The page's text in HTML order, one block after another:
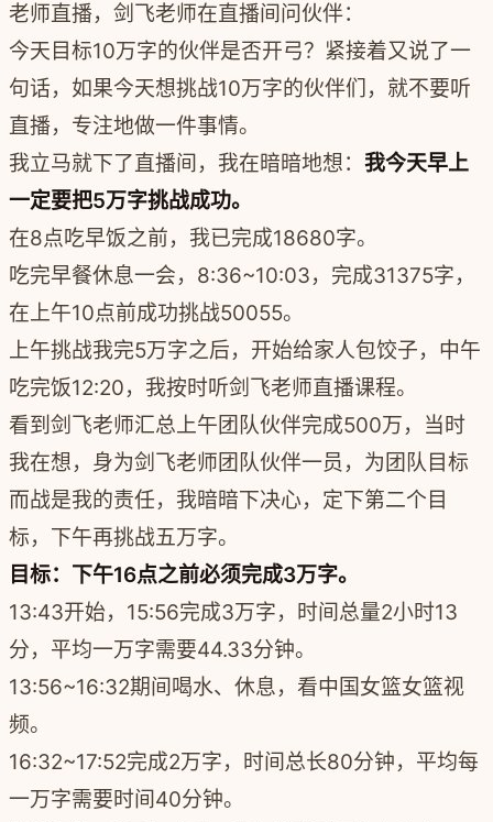
老师直播，剑飞老师在直播间问伙伴：
今天目标10万字的伙伴是否开弓？紧接着又说了一
句话，如果今天想挑战10万字的伙伴们，就不要听
直播，专注地做一件事情。
我立马就下了直播间，我在暗暗地想： 我今天早上
一定要把5万字挑战成功。
在8点吃早饭之前，我已完成18680字。
吃完早餐休息一会，8:36~10:03，完成31375字，
在上午10点前成功挑战50055。
上午挑战我完5万字之后，开始给家人包饺子，中午
吃完饭12:20，我按时听剑飞老师直播课程。
看到剑飞老师汇总上午团队伙伴完成500万，当时
我在想，身为剑飞老师团队伙伴一员，为团队目标
而战是我的责任，我暗暗下决心，定下第二个目
标，下午再挑战五万字。
目标：下午16点之前必须完成3万字。
13:43开始，15:56完成3万字，时间总量2小时13
分，平均一万字需要44.33分钟。
13:56~16:32期间喝水、休息，看中国女篮女篮视
频。
16:32~17:52完成2万字，时间总长80分钟，平均每
一万字需要时间40分钟。